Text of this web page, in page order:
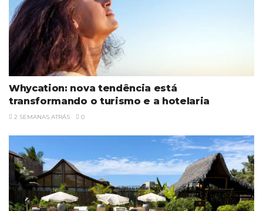
Whycation: nova tendência está
transformando o turismo e a hotelaria
2 SEMANAS ATRÁS 0